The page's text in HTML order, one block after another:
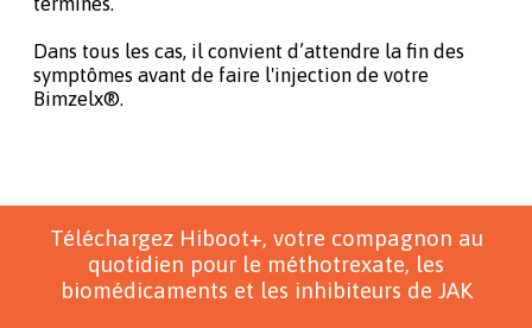
Dans tous les cas, il convient d’attendre la fin des
symptômes avant de faire l'injection de votre
Bimzelx®.
Téléchargez Hiboot+, votre compagnon au
quotidien pour le méthotrexate, les
biomédicaments et les inhibiteurs de JAK